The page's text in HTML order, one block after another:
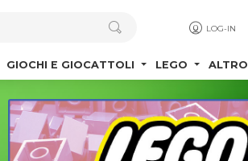
LOG-IN
GIOCHI E GIOCATTOLI LEGO ALTRO